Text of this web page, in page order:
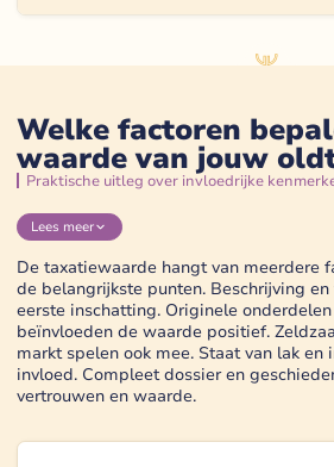
Welke factoren
waarde van jouw
Praktische uitleg over invloedrijke
Lees meer
De taxatiewaarde hangt van meerdere
de belangrijkste punten. Beschrijving
eerste inschatting. Originele
beïnvloeden de waarde positief.
markt spelen ook mee. Staat van lak
invloed. Compleet dossier en
vertrouwen en waarde.